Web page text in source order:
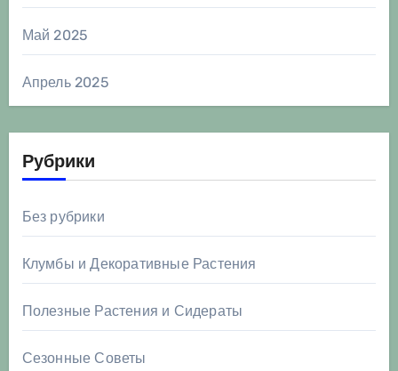
Май 2025
Апрель 2025
Рубрики
Без рубрики
Клумбы и Декоративные Растения
Полезные Растения и Сидераты
Сезонные Советы